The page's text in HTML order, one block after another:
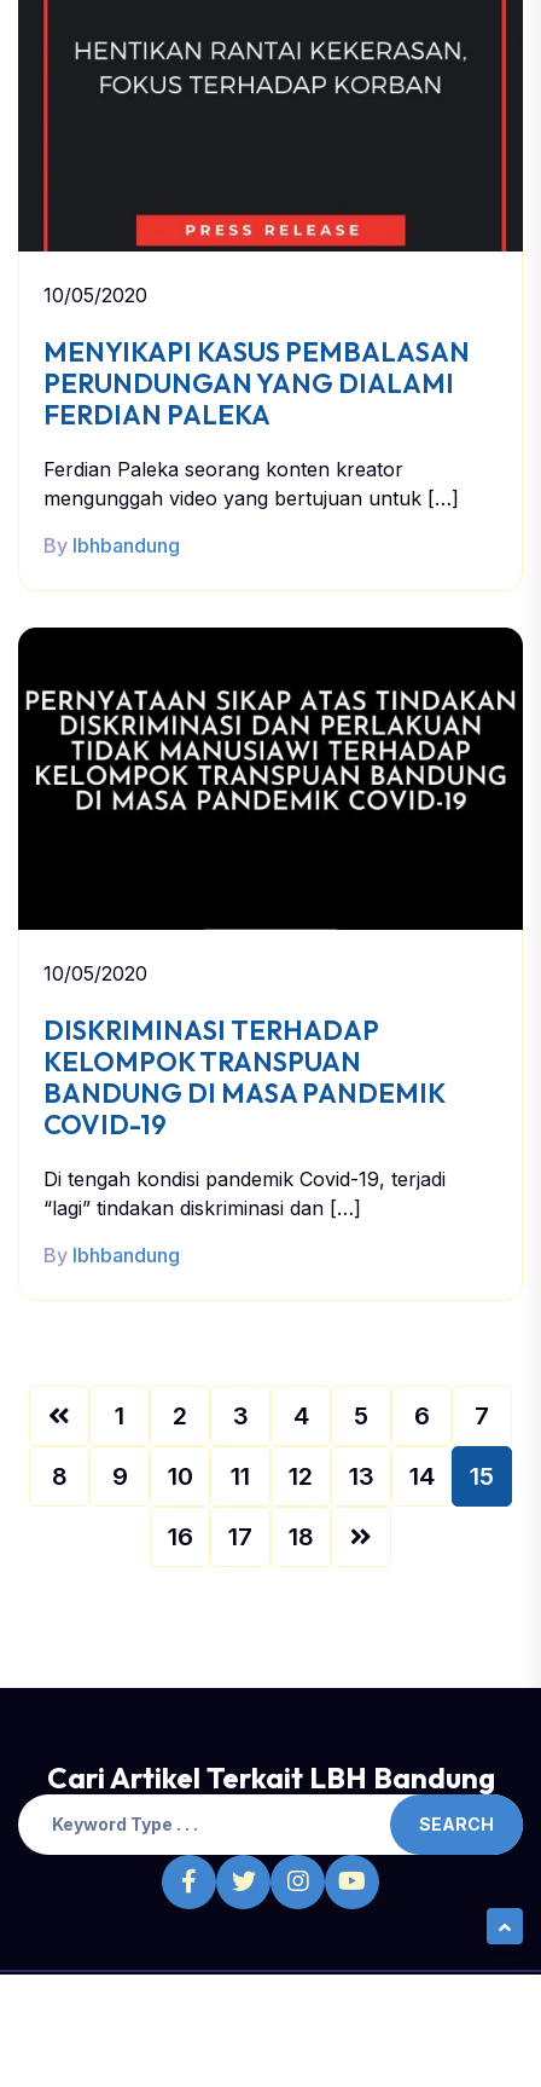
10/05/2020
MENYIKAPI KASUS PEMBALASAN
PERUNDUNGAN YANG DIALAMI
FERDIAN PALEKA
Ferdian Paleka seorang konten kreator
mengunggah video yang bertujuan untuk […]
By lbhbandung
10/05/2020
DISKRIMINASI TERHADAP
KELOMPOK TRANSPUAN
BANDUNG DI MASA PANDEMIK
COVID-19
Di tengah kondisi pandemik Covid-19, terjadi
“lagi” tindakan diskriminasi dan […]
By lbhbandung
1 2 3 4 5 6 7
8 9 10 11 12 13 14 15
16 17 18
Cari Artikel Terkait LBH Bandung
SEARCH